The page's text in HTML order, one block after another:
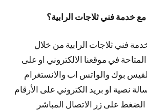
خدمة فني ثلاجات الرابية؟
فني ثلاجات الرابية من خلال
في موقعنا الالكتروني او على
الفيس بوك والواتس اب والانستغرام
نصية او بريد الكتروني على الأرقام
على زر الاتصال المباشر